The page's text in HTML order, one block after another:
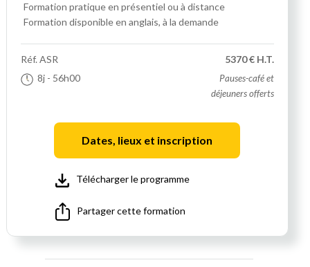
Formation pratique en présentiel ou à distance
Formation disponible en anglais, à la demande
Réf.ASR
8j - 56h00
5370 € H.T.
Pauses-café et
déjeuners offerts
Dates, lieux et inscription
Télécharger le programme
Partager cette formation